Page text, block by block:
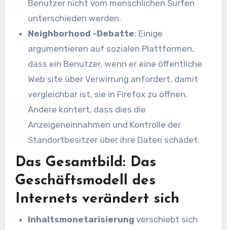
Benutzer nicht vom menschlichen Surfen
unterschieden werden.
Neighborhood -Debatte: Einige
argumentieren auf sozialen Plattformen,
dass ein Benutzer, wenn er eine öffentliche
Web site über Verwirrung anfordert, damit
vergleichbar ist, sie in Firefox zu öffnen.
Andere kontert, dass dies die
Anzeigeneinnahmen und Kontrolle der
Standortbesitzer über ihre Daten schadet.
Das Gesamtbild: Das
Geschäftsmodell des
Internets verändert sich
Inhaltsmonetarisierung verschiebt sich